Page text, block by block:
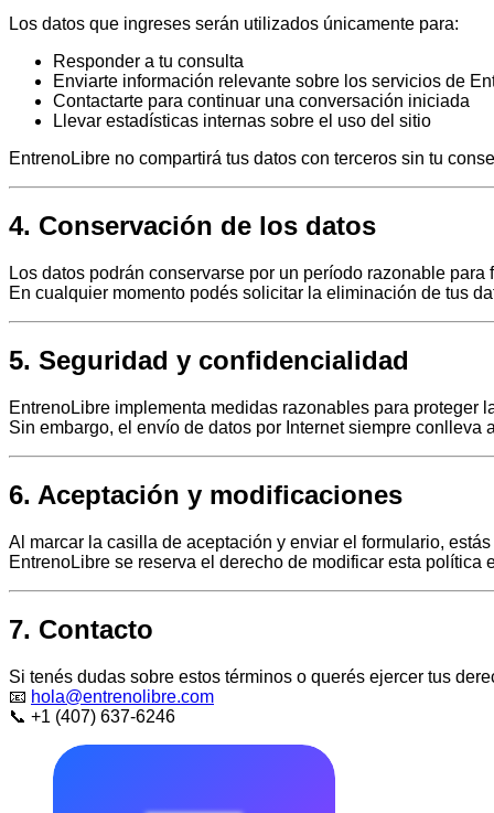
Los datos que ingreses serán utilizados únicamente para:
Responder a tu consulta
Enviarte información relevante sobre los servicios de
Contactarte para continuar una conversación iniciada
Llevar estadísticas internas sobre el uso del sitio
EntrenoLibre no compartirá tus datos con terceros sin tu
4. Conservación de los datos
Los datos podrán conservarse por un período razonable
En cualquier momento podés solicitar la eliminación de tus
5. Seguridad y confidencialidad
EntrenoLibre implementa medidas razonables para
Sin embargo, el envío de datos por Internet siempre
6. Aceptación y modificaciones
Al marcar la casilla de aceptación y enviar el formulario,
EntrenoLibre se reserva el derecho de modificar esta
7. Contacto
Si tenés dudas sobre estos términos o querés ejercer tus
📧 hola@entrenolibre.com
📞 +1 (407) 637-6246